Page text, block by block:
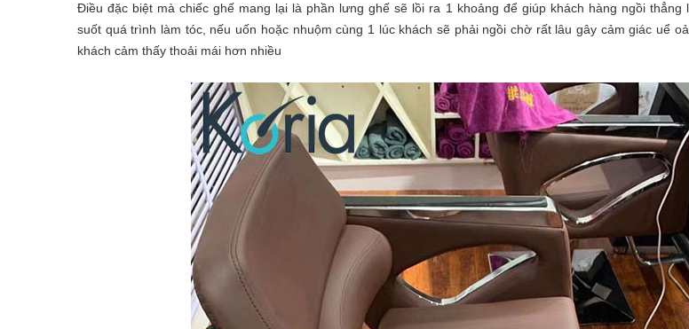
Điều đặc biệt mà chiếc ghế mang lại là phần lưng ghế sẽ lồi ra 1 khoảng để giúp khách hàng ngồi thẳng
suốt quá trình làm tóc, nếu uốn hoặc nhuộm cùng 1 lúc khách sẽ phải ngồi chờ rất lâu gây cảm giác uể
khách cảm thấy thoải mái hơn nhiều